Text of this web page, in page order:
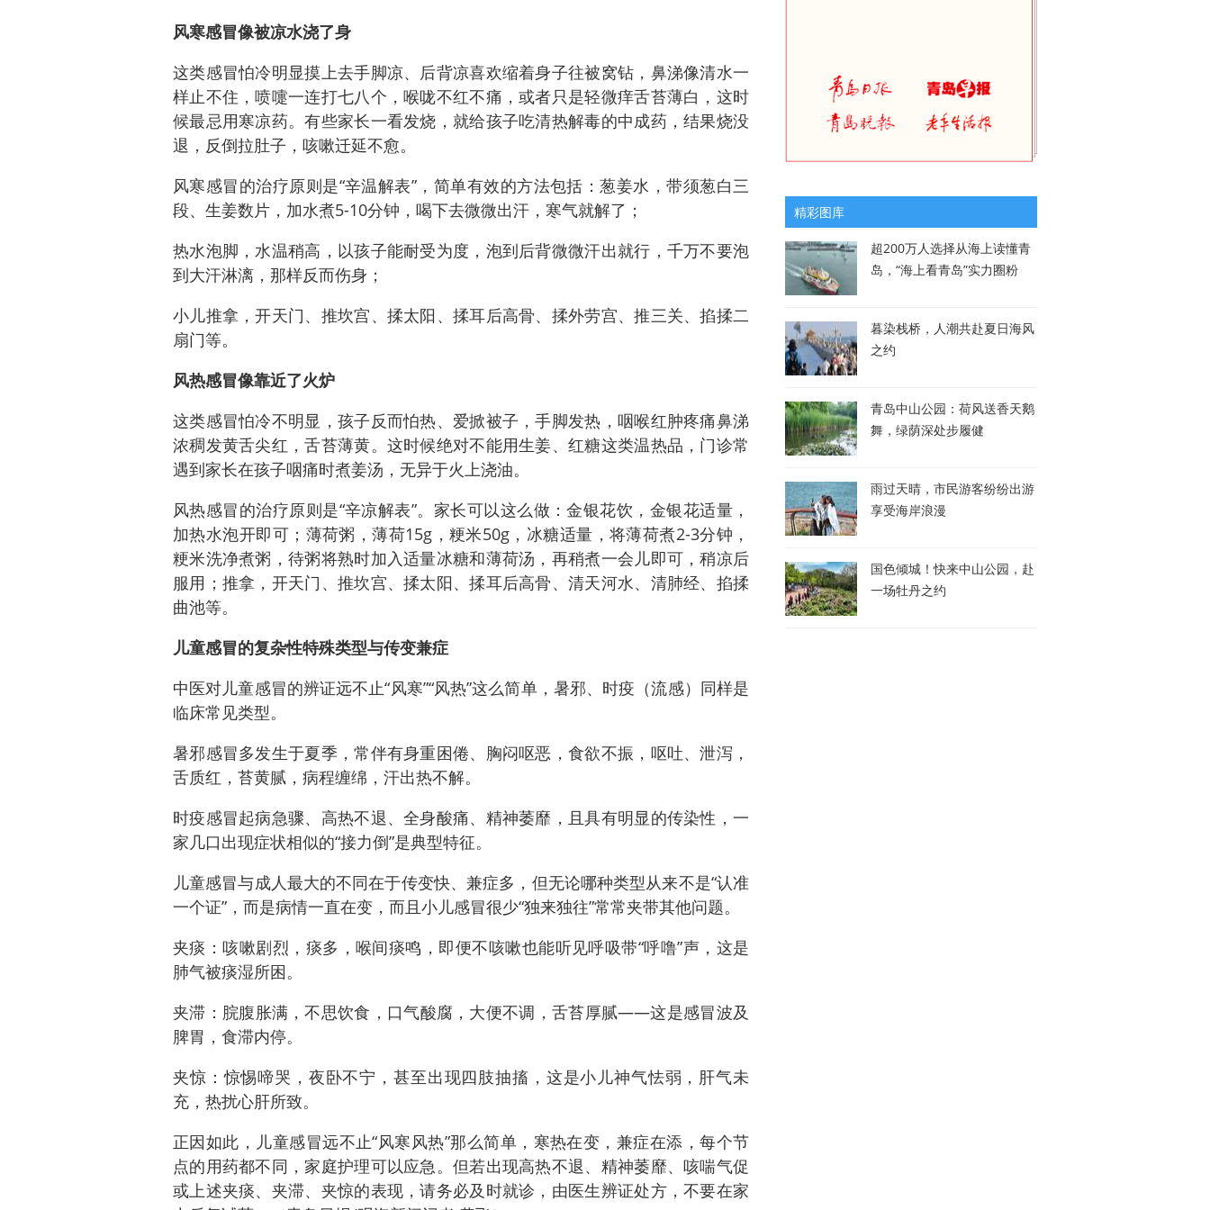
风寒感冒像被凉水浇了身
这类感冒怕冷明显摸上去手脚凉、后背凉喜欢缩着身子往被窝钻，鼻涕像清水一
样止不住，喷嚏一连打七八个，喉咙不红不痛，或者只是轻微痒舌苔薄白，这时
候最忌用寒凉药。有些家长一看发烧，就给孩子吃清热解毒的中成药，结果烧没
退，反倒拉肚子，咳嗽迁延不愈。
风寒感冒的治疗原则是“辛温解表”，简单有效的方法包括：葱姜水，带须葱白三
段、生姜数片，加水煮5-10分钟，喝下去微微出汗，寒气就解了；
热水泡脚，水温稍高，以孩子能耐受为度，泡到后背微微汗出就行，千万不要泡
到大汗淋漓，那样反而伤身；
小儿推拿，开天门、推坎宫、揉太阳、揉耳后高骨、揉外劳宫、推三关、掐揉二
扇门等。
风热感冒像靠近了火炉
这类感冒怕冷不明显，孩子反而怕热、爱掀被子，手脚发热，咽喉红肿疼痛鼻涕
浓稠发黄舌尖红，舌苔薄黄。这时候绝对不能用生姜、红糖这类温热品，门诊常
遇到家长在孩子咽痛时煮姜汤，无异于火上浇油。
风热感冒的治疗原则是“辛凉解表”。家长可以这么做：金银花饮，金银花适量，
加热水泡开即可；薄荷粥，薄荷15g，粳米50g，冰糖适量，将薄荷煮2-3分钟，
粳米洗净煮粥，待粥将熟时加入适量冰糖和薄荷汤，再稍煮一会儿即可，稍凉后
服用；推拿，开天门、推坎宫、揉太阳、揉耳后高骨、清天河水、清肺经、掐揉
曲池等。
儿童感冒的复杂性特殊类型与传变兼症
中医对儿童感冒的辨证远不止“风寒”“风热”这么简单，暑邪、时疫（流感）同样是
临床常见类型。
暑邪感冒多发生于夏季，常伴有身重困倦、胸闷呕恶，食欲不振，呕吐、泄泻，
舌质红，苔黄腻，病程缠绵，汗出热不解。
时疫感冒起病急骤、高热不退、全身酸痛、精神萎靡，且具有明显的传染性，一
家几口出现症状相似的“接力倒”是典型特征。
儿童感冒与成人最大的不同在于传变快、兼症多，但无论哪种类型从来不是“认准
一个证”，而是病情一直在变，而且小儿感冒很少“独来独往”常常夹带其他问题。
夹痰：咳嗽剧烈，痰多，喉间痰鸣，即便不咳嗽也能听见呼吸带“呼噜”声，这是
肺气被痰湿所困。
夹滞：脘腹胀满，不思饮食，口气酸腐，大便不调，舌苔厚腻——这是感冒波及
脾胃，食滞内停。
夹惊：惊惕啼哭，夜卧不宁，甚至出现四肢抽搐，这是小儿神气怯弱，肝气未
充，热扰心肝所致。
正因如此，儿童感冒远不止“风寒风热”那么简单，寒热在变，兼症在添，每个节
点的用药都不同，家庭护理可以应急。但若出现高热不退、精神萎靡、咳喘气促
或上述夹痰、夹滞、夹惊的表现，请务必及时就诊，由医生辨证处方，不要在家
精彩图库
超200万人选择从海上读懂青
岛，“海上看青岛”实力圈粉
暮染栈桥，人潮共赴夏日海风
之约
青岛中山公园：荷风送香天鹅
舞，绿荫深处步履健
雨过天晴，市民游客纷纷出游
享受海岸浪漫
国色倾城！快来中山公园，赴
一场牡丹之约